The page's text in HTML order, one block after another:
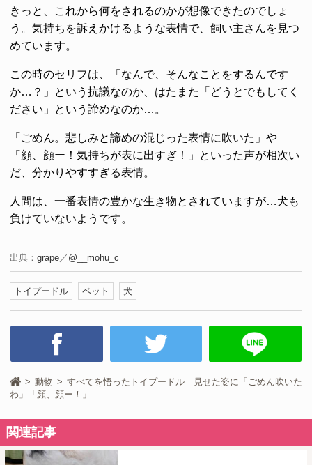
きっと、これから何をされるのかが想像できたのでしょ
う。気持ちを訴えかけるような表情で、飼い主さんを見つ
めています。
この時のセリフは、「なんで、そんなことをするんです
か…？」という抗議なのか、はたまた「どうとでもしてく
ださい」という諦めなのか…。
「ごめん。悲しみと諦めの混じった表情に吹いた」や
「顔、顔ー！気持ちが表に出すぎ！」といった声が相次い
だ、分かりやすすぎる表情。
人間は、一番表情の豊かな生き物とされていますが…犬も
負けていないようです。
出典： grape／ @__mohu_c
トイプードル ペット 犬
動物
すべてを悟ったトイプードル 見せた姿に「ごめん吹いた
わ」「顔、顔ー！」
関連記事